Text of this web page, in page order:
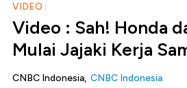
VIDEO :
Video : Sah! Honda
Mulai Jajaki Kerja
CNBC Indonesia, CNBC Indonesia